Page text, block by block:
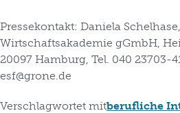
Pressekontakt: Daniela
Wirtschaftsakademie gGmbH,
20097 Hamburg, Tel. 040 23703-
esf@grone.de
Verschlagwortet mitberufliche